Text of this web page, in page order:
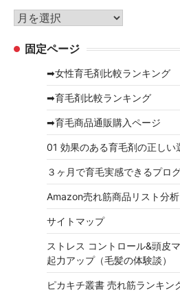
リ
ー
ア
カ 固定ページ
➡女性育毛剤比較ランキング
➡育毛剤比較ランキング
➡育毛商品通販購入ページ
01 効果のある育毛剤の正しい
３ヶ月で育毛実感できるプロ
Amazon売れ筋商品リスト分析
サイトマップ
ストレス コントロール&頭皮
起力アップ（毛髪の体験談）
ピカキチ叢書 売れ筋ランキン